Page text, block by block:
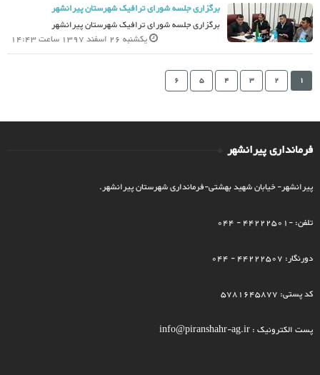
برگزاری جلسه شورای ترافیک شهرستان پیرانشهر
برگزاری جلسه شورای ترافیک شهرستان پیرانشهر
یکشنبه 26 اسفند 1397 ساعت 14:43
1
2
3
4
5
6
فرمانداری پیرانشهر
پیرانشهر- خیابان شهید بهشتی-فرمانداری شهرستان پیرانشهر.
تلفن: -44222501 - 044
دورنگار: 44222507 - 044
کد پستی: 5781645877
پست الکترونیک : info@piranshahr-ag.ir